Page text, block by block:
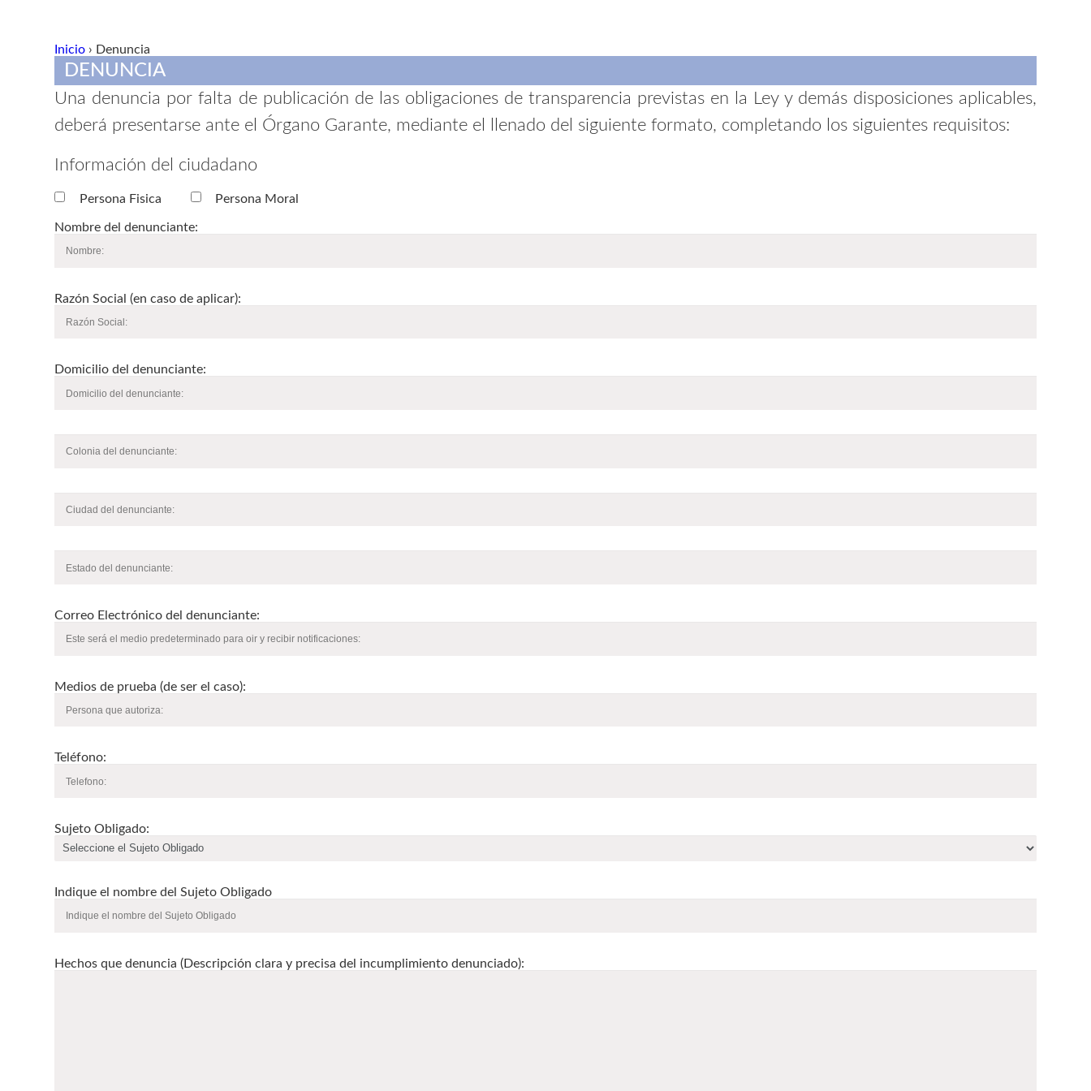
Inicio › Denuncia
DENUNCIA
Una denuncia por falta de publicación de las obligaciones de transparencia previstas en la Ley y demás disposiciones aplicables,
deberá presentarse ante el Órgano Garante, mediante el llenado del siguiente formato, completando los siguientes requisitos:
Información del ciudadano
Persona Fisica Persona Moral
Nombre del denunciante:
Razón Social (en caso de aplicar):
Domicilio del denunciante:
Correo Electrónico del denunciante:
Medios de prueba (de ser el caso):
Teléfono:
Sujeto Obligado:
Indique el nombre del Sujeto Obligado
Hechos que denuncia (Descripción clara y precisa del incumplimiento denunciado):